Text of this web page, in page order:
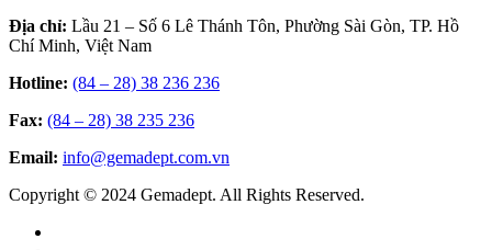
Địa chỉ: Lầu 21 – Số 6 Lê Thánh Tôn, Phường Sài Gòn, TP. Hồ
Chí Minh, Việt Nam
Hotline: (84 – 28) 38 236 236
Fax: (84 – 28) 38 235 236
Email: info@gemadept.com.vn
Copyright © 2024 Gemadept. All Rights Reserved.